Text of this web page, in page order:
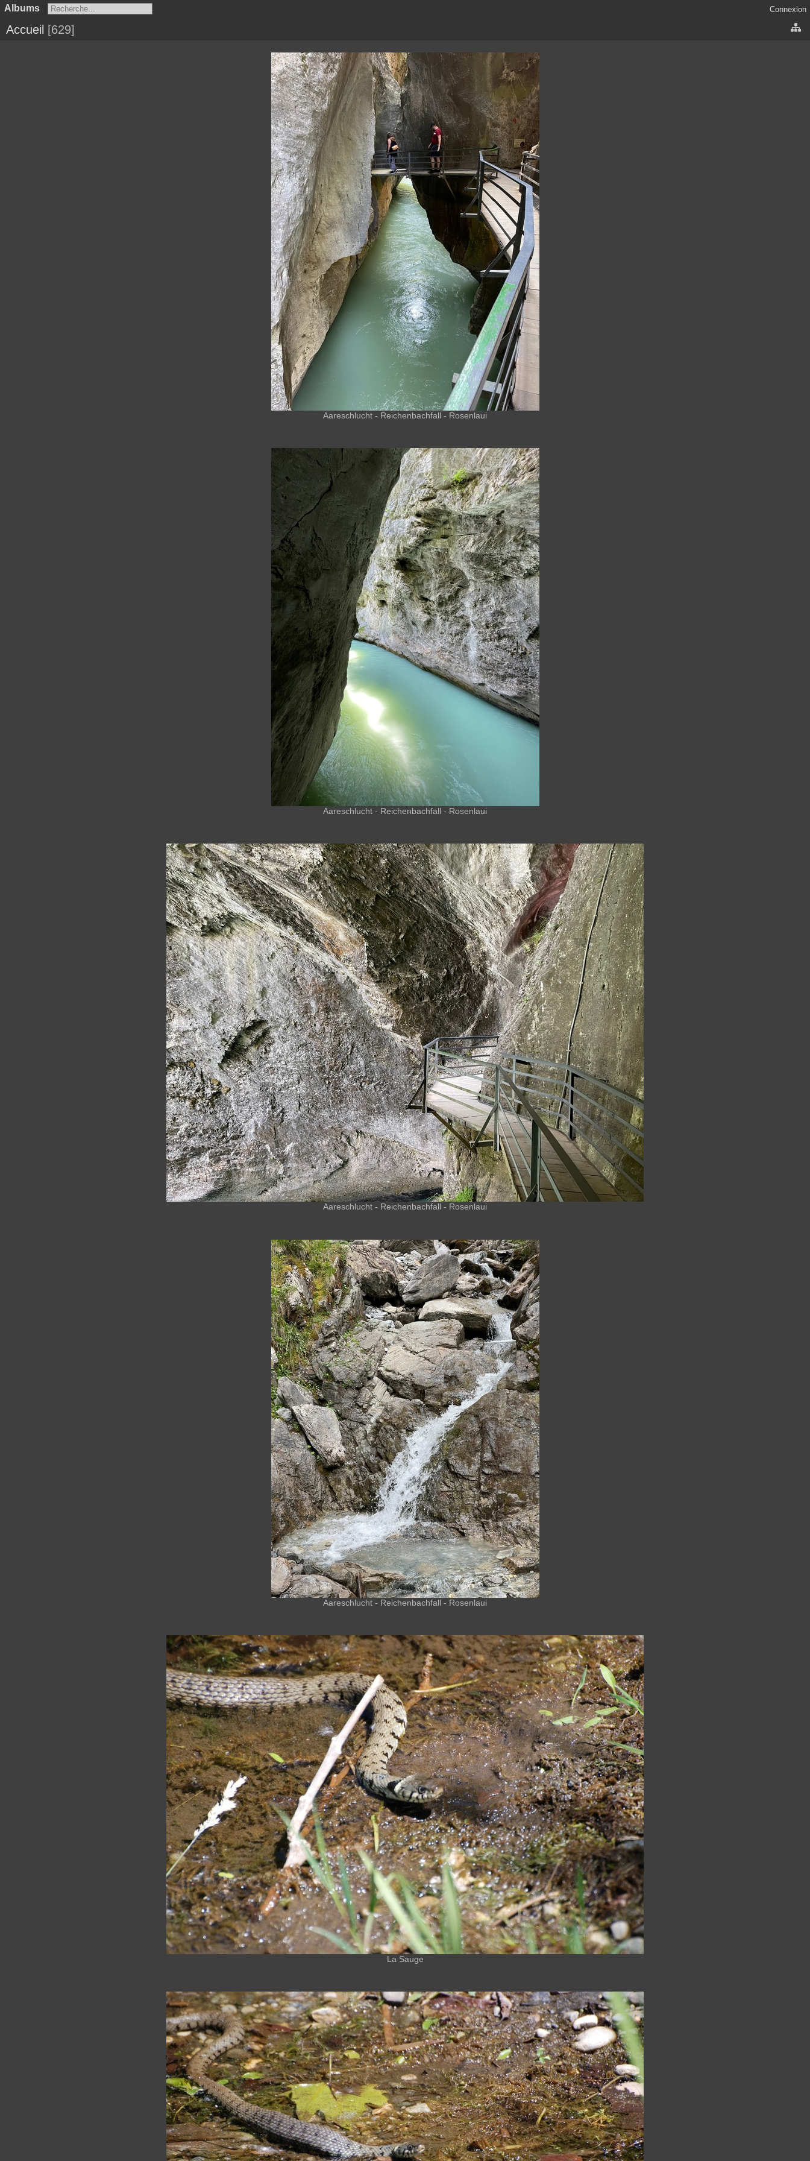
Albums Connexion
Accueil 629
Aareschlucht - Reichenbachfall - Rosenlaui
Aareschlucht - Reichenbachfall - Rosenlaui
Aareschlucht - Reichenbachfall - Rosenlaui
Aareschlucht - Reichenbachfall - Rosenlaui
La Sauge